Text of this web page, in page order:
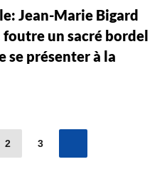
Jean-Marie Bigard
foutre un sacré bordel
se présenter à la
2 3